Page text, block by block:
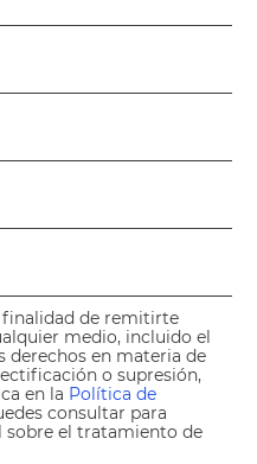
finalidad de remitirte
medio, incluido el
derechos en materia de
o supresión,
en la Política de
consultar para
el tratamiento de